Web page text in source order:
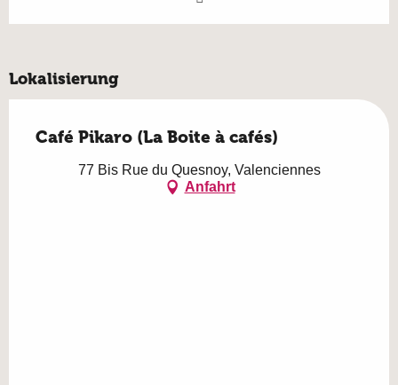
Lokalisierung
Café Pikaro (La Boite à cafés)
77 Bis Rue du Quesnoy, Valenciennes
Anfahrt